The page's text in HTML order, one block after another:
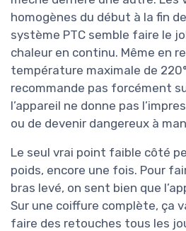
homogènes du début à la fin
système PTC semble faire le
chaleur en continu. Même en
température maximale de
recommande pas forcément
l’appareil ne donne pas
ou de devenir dangereux à
Le seul vrai point faible côté
poids, encore une fois. Pour
bras levé, on sent bien que
Sur une coiffure complète, ça
faire des retouches tous les